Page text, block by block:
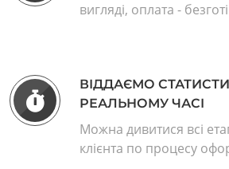
вигляді, оплата -
ВІДДАЄМО
РЕАЛЬНОМУ ЧАСІ
Можна дивитися всі
клієнта по процесу